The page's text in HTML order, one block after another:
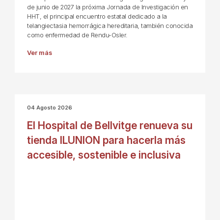
de junio de 2027 la próxima Jornada de Investigación en
HHT, el principal encuentro estatal dedicado a la
telangiectasia hemorrágica hereditaria, también conocida
como enfermedad de Rendu-Osler.
Ver más
04 Agosto 2026
El Hospital de Bellvitge renueva su
tienda ILUNION para hacerla más
accesible, sostenible e inclusiva